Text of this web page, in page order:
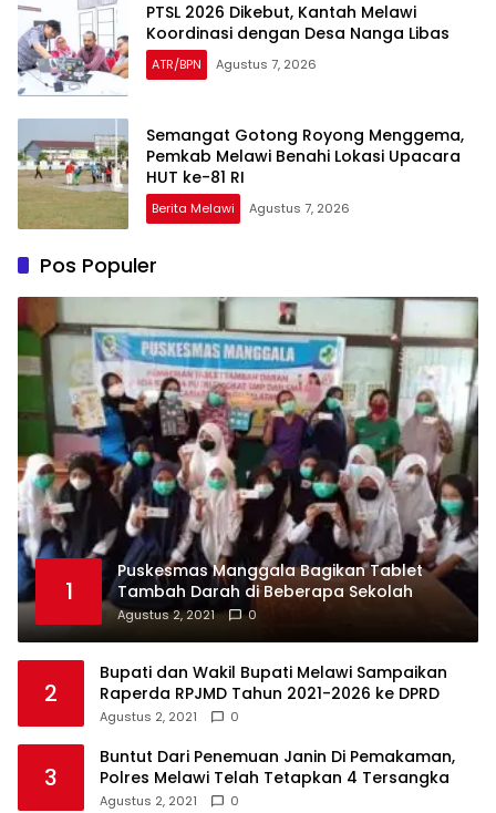
PTSL 2026 Dikebut, Kantah Melawi
Koordinasi dengan Desa Nanga Libas
ATR/BPN Agustus 7, 2026
Semangat Gotong Royong Menggema,
Pemkab Melawi Benahi Lokasi Upacara
HUT ke-81 RI
Berita Melawi Agustus 7, 2026
Pos Populer
1
Puskesmas Manggala Bagikan Tablet
Tambah Darah di Beberapa Sekolah
Agustus 2, 2021 0
2
Bupati dan Wakil Bupati Melawi Sampaikan
Raperda RPJMD Tahun 2021-2026 ke DPRD
Agustus 2, 2021 0
3
Buntut Dari Penemuan Janin Di Pemakaman,
Polres Melawi Telah Tetapkan 4 Tersangka
Agustus 2, 2021 0